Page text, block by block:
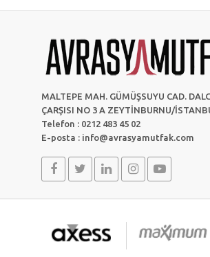
MALTEPE MAH. GÜMÜŞSUYU CAD.
ÇARŞISI NO 3 A ZEYTİNBURNU/
Telefon : 0212 483 45 02
E-posta : info@avrasyamutfak.com